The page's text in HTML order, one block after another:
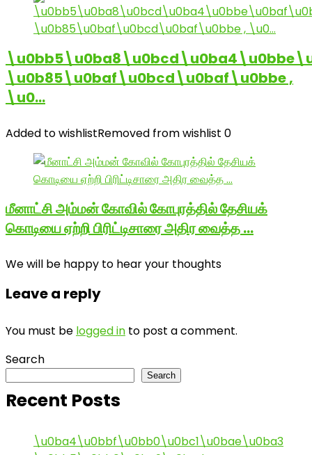
\u0b85\u0baf\u0bcd\u0baf\u0bbe ,
\u0…
Added to wishlistRemoved from wishlist 0
மீனாட்சி அம்மன் கோவில் கோபுரத்தில் தேசியக்
கொடியை ஏற்றி பிரிட்டிசாரை அதிர வைத்த …
We will be happy to hear your thoughts
Leave a reply
You must be logged in to post a comment.
Search
Search
Recent Posts
\u0ba4\u0bbf\u0bb0\u0bc1\u0bae\u0ba3